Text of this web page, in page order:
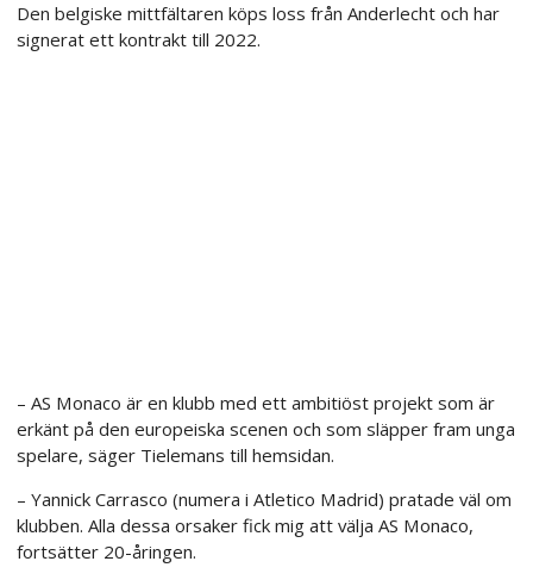
Den belgiske mittfältaren köps loss från Anderlecht och har
signerat ett kontrakt till 2022.
– AS Monaco är en klubb med ett ambitiöst projekt som är
erkänt på den europeiska scenen och som släpper fram unga
spelare, säger Tielemans till hemsidan.
– Yannick Carrasco (numera i Atletico Madrid) pratade väl om
klubben. Alla dessa orsaker fick mig att välja AS Monaco,
fortsätter 20-åringen.